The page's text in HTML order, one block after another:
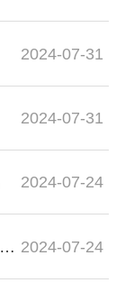
2024-07-31
2024-07-31
2024-07-24
装饰艺术家用隔断墙通电深雕浮雕玻璃 2024-07-24